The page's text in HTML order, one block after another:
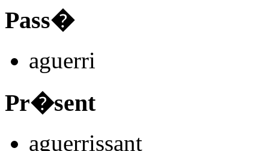
Pass�
aguerri
Pr�sent
aguerrissant